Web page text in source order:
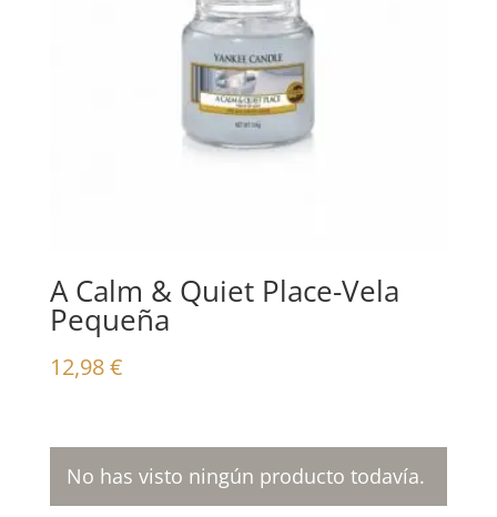
A Calm & Quiet Place-Vela
Pequeña
12,98€
No has visto ningún producto todavía.